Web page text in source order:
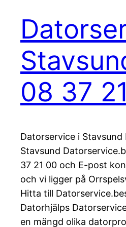
08 37
Datorservice i Stavsund
Stavsund
37 21 00 och E-post
och vi ligger på
Hitta till
Datorhjälps
en mängd olika